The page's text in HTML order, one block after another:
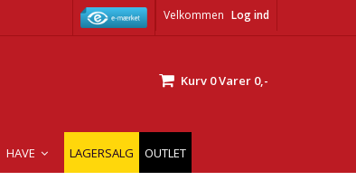
Velkommen Log ind
Kurv 0Varer 0,-
HAVE LAGERSALG OUTLET